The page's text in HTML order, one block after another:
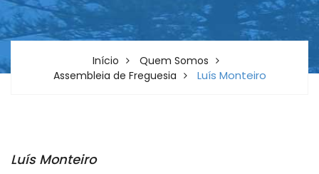
Início
Quem Somos
Assembleia de Freguesia
Luís Monteiro
Luís Monteiro